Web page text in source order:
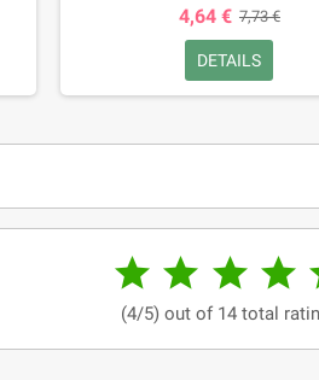
4,64 € 7,73 €
DETAILS
   
(4/5) out of 14 total